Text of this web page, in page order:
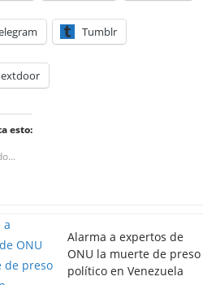
Tumblr
esto:
Alarma a expertos de
ONU la muerte de preso
político en Venezuela